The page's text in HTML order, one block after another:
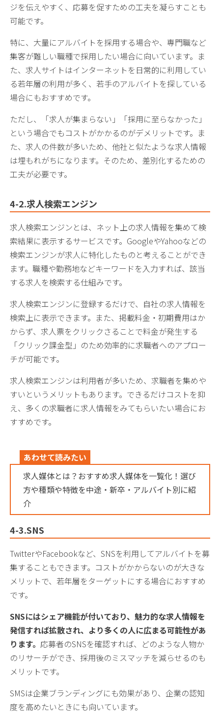
ジを伝えやすく、応募を促すための工夫を凝らすことも
可能です。
特に、大量にアルバイトを採用する場合や、専門職など
集客が難しい職種で採用したい場合に向いています。ま
た、求人サイトはインターネットを日常的に利用してい
る若年層の利用が多く、若手のアルバイトを探している
場合にもおすすめです。
ただし、「求人が集まらない」「採用に至らなかった」
という場合でもコストがかかるのがデメリットです。ま
た、求人の件数が多いため、他社と似たような求人情報
は埋もれがちになります。そのため、差別化するための
工夫が必要です。
4-2.求人検索エンジン
求人検索エンジンとは、ネット上の求人情報を集めて検
索結果に表示するサービスです。GoogleやYahooなどの
検索エンジンが求人に特化したものと考えることができ
ます。職種や勤務地などキーワードを入力すれば、該当
する求人を検索する仕組みです。
求人検索エンジンに登録するだけで、自社の求人情報を
検索上に表示できます。また、掲載料金・初期費用はか
からず、求人票をクリックさることで料金が発生する
「クリック課金型」のため効率的に求職者へのアプロー
チが可能です。
求人検索エンジンは利用者が多いため、求職者を集めや
すいというメリットもあります。できるだけコストを抑
え、多くの求職者に求人情報をみてもらいたい場合にお
すすめです。
あわせて読みたい
求人媒体とは？おすすめ求人媒体を一覧化！選び
方や種類や特徴を中途・新卒・アルバイト別に紹
介
4-3.SNS
TwitterやFacebookなど、SNSを利用してアルバイトを募
集することもできます。コストがかからないのが大きな
メリットで、若年層をターゲットにする場合におすすめ
です。
SNSにはシェア機能が付いており、魅力的な求人情報を
発信すれば拡散され、より多くの人に広まる可能性があ
ります。 応募者のSNSを確認すれば、どのような人物か
のリサーチができ、採用後のミスマッチを減らせるのも
メリットです。
SMSは企業ブランディングにも効果があり、企業の認知
度を高めたいときにも向いています。